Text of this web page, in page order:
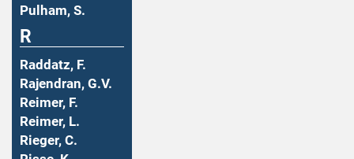
Pulham, S.
R
Raddatz, F.
Rajendran, G.V.
Reimer, F.
Reimer, L.
Rieger, C.